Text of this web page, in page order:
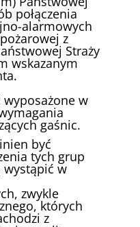
połączenia
alarmowych
z
Straży
wskazanym
wyposażone w
gaśnic.
być
tych grup
wystąpić w
zwykle
których
z